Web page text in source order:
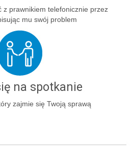
z prawnikiem telefonicznie przez
mu swój problem
na spotkanie
zajmie się Twoją sprawą